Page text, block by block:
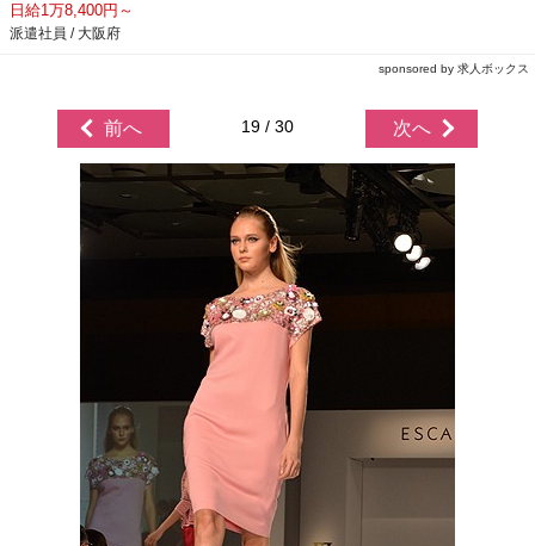
日給1万8,400円～
派遣社員 / 大阪府
sponsored by 求人ボックス
前へ 19 / 30 次へ